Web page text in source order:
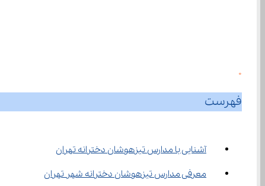
0
فهرست
آشنایی با مدارس تیزهوشان دخترانه تهران
معرفی مدارس تیزهوشان دخترانه شهر تهران